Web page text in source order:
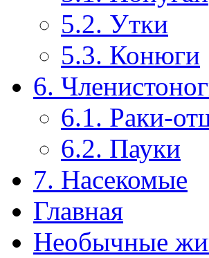
5.2. Утки
5.3. Конюги
6.
6.1. Раки-
6.2. Пауки
7. Насекомые
Главная
Необычные